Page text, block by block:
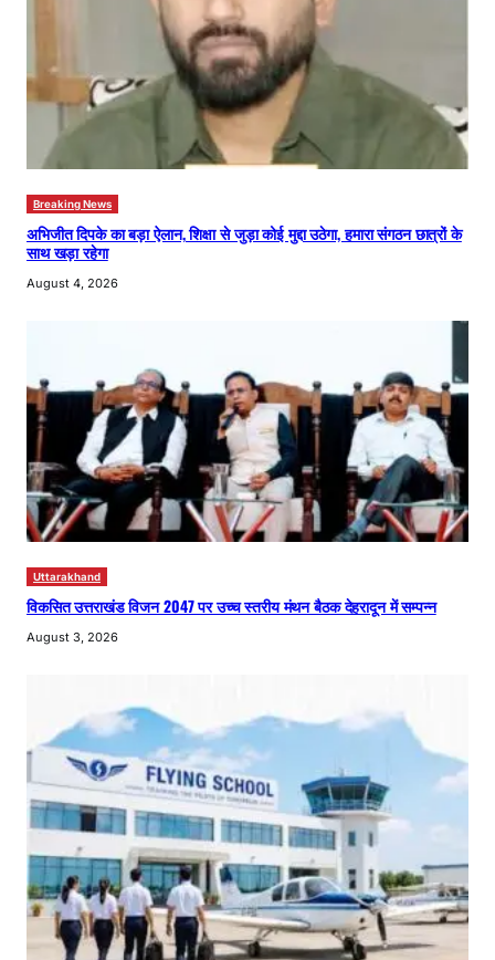
Breaking News
अभिजीत दिपके का बड़ा ऐलान, शिक्षा से जुड़ा कोई मुद्दा उठेगा, हमारा संगठन छात्रों के
साथ खड़ा रहेगा
August 4, 2026
Uttarakhand
विकसित उत्तराखंड विजन 2047 पर उच्च स्तरीय मंथन बैठक देहरादून में सम्पन्न
August 3, 2026